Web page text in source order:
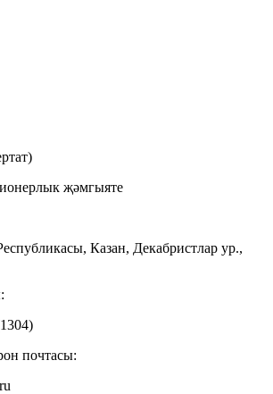
җәмгыяте
Казан, Декабристлар ур.,
почтасы: